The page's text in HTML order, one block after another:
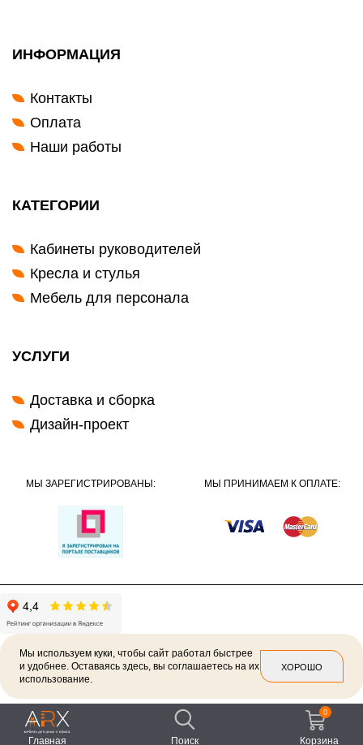
ИНФОРМАЦИЯ
Контакты
Оплата
Наши работы
КАТЕГОРИИ
Кабинеты руководителей
Кресла и стулья
Мебель для персонала
УСЛУГИ
Доставка и сборка
Дизайн-проект
МЫ ЗАРЕГИСТРИРОВАНЫ: МЫ ПРИНИМАЕМ К ОПЛАТЕ:
2026 © Политика конфиденциальности
Главная Поиск
0
Корзина
Мы используем куки, чтобы сайт работал быстрее
и удобнее. Оставаясь здесь, вы соглашаетесь на их
использование.
ХОРОШО